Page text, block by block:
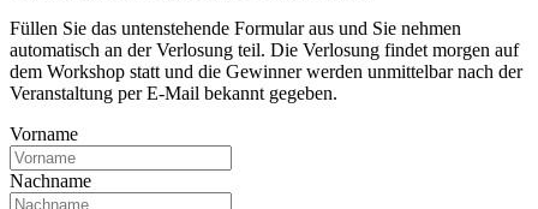
Füllen Sie das untenstehende Formular aus und Sie nehmen
automatisch an der Verlosung teil. Die Verlosung findet morgen auf
dem Workshop statt und die Gewinner werden unmittelbar nach der
Veranstaltung per E-Mail bekannt gegeben.
Vorname
Nachname